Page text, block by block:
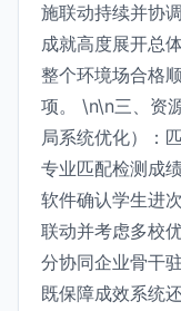
施联动持续并协
成就高度展开总
整个环境场合格
项。 \n\n三、资
局系统优化）：
专业匹配检测成
软件确认学生进
联动并考虑多校
分协同企业骨干
既保障成效系统